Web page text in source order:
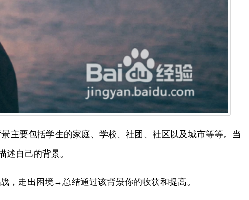
主要包括学生的家庭、学校、社团、社区以及城市等等。当
述自己的背景。
，走出困境→总结通过该背景你的收获和提高。